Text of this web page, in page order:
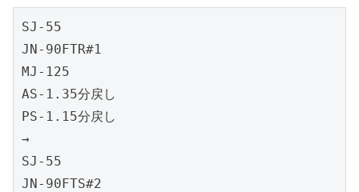
SJ-55
JN-90FTR#1
MJ-125
AS-1.35分戻し
PS-1.15分戻し
→
SJ-55
JN-90FTS#2